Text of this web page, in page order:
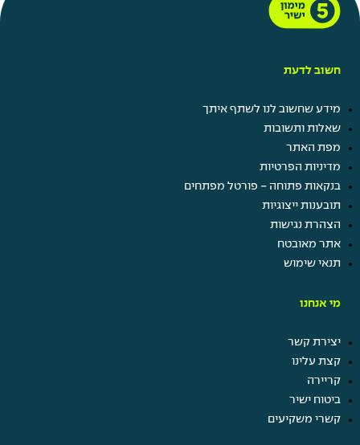
חשוב לדעת
מידע שחשוב לנו לשתף איתך
שאלות ותשובות
מפת האתר
מדיניות הפרטיות
בנקאות פתוחה - פורטל מפתחים
תובענות ייצוגיות
הצהרת נגישות
אתר מאובטח
תנאי שימוש
מי אנחנו
יצירת קשר
קצת עלינו
קריירה
ביטוח ישיר
קשרי משקיעים